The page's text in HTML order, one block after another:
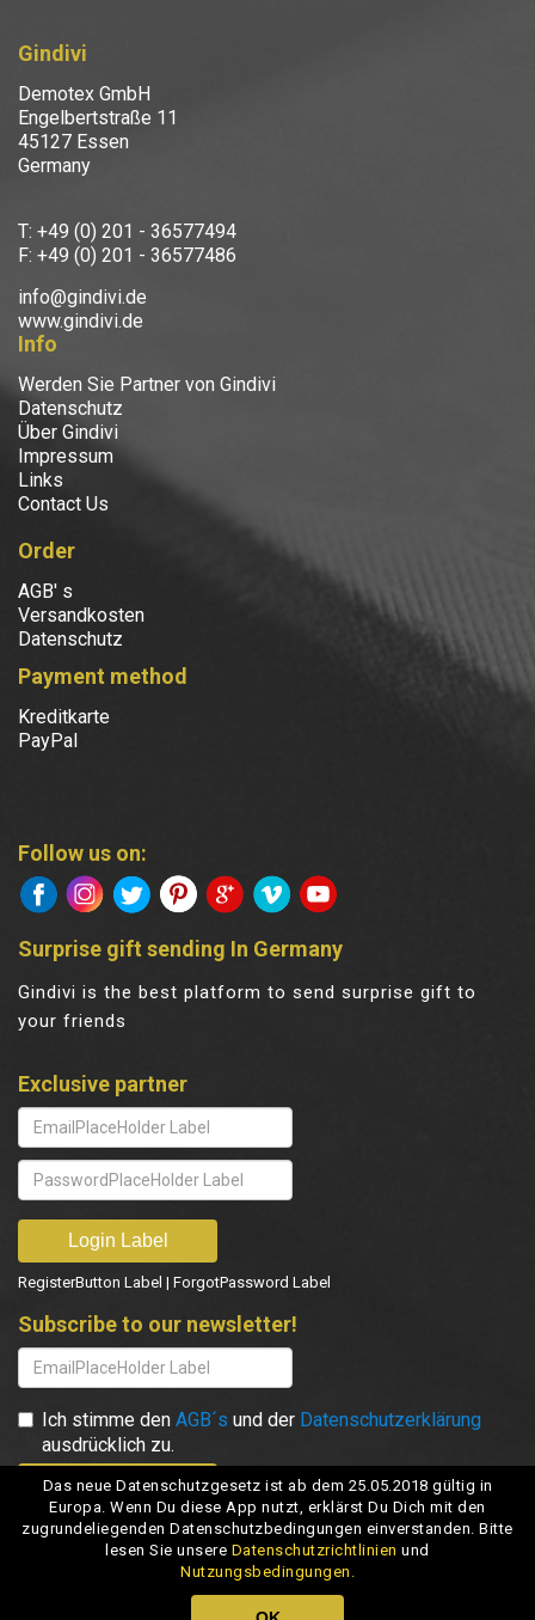
Das neue Datenschutzgesetz ist ab dem 25.05.2018 gültig in
Europa. Wenn Du diese App nutzt, erklärst Du Dich mit den
zugrundeliegenden Datenschutzbedingungen einverstanden. Bitte
lesen Sie unsere Datenschutzrichtlinien und
Nutzungsbedingungen.
Gindivi
Demotex GmbH
Engelbertstraße 11
45127 Essen
Germany
T: +49 (0) 201 - 36577494
F: +49 (0) 201 - 36577486
info@gindivi.de
www.gindivi.de
Info
Werden Sie Partner von Gindivi
Datenschutz
Über Gindivi
Impressum
Links
Contact Us
Order
AGB' s
Versandkosten
Datenschutz
Payment method
Kreditkarte
PayPal
Follow us on:
Surprise gift sending In Germany
Gindivi is the best platform to send surprise gift to
your friends
Exclusive partner
RegisterButton Label | ForgotPassword Label
Subscribe to our newsletter!
Ich stimme den AGB´s und der Datenschutzerklärung
ausdrücklich zu.